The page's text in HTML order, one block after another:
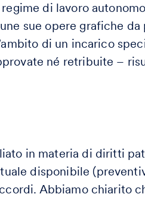
di lavoro
sue opere grafiche da
di un incarico
né retribuite –
in materia di diritti
disponibile
Abbiamo chiarito